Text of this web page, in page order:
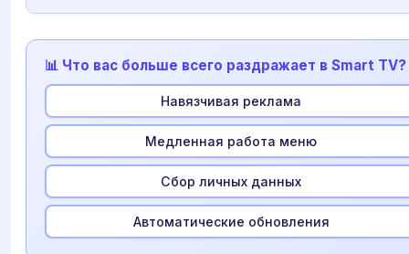
📊 Что вас больше всего раздражает в Smart TV?
Навязчивая реклама
Медленная работа меню
Сбор личных данных
Автоматические обновления